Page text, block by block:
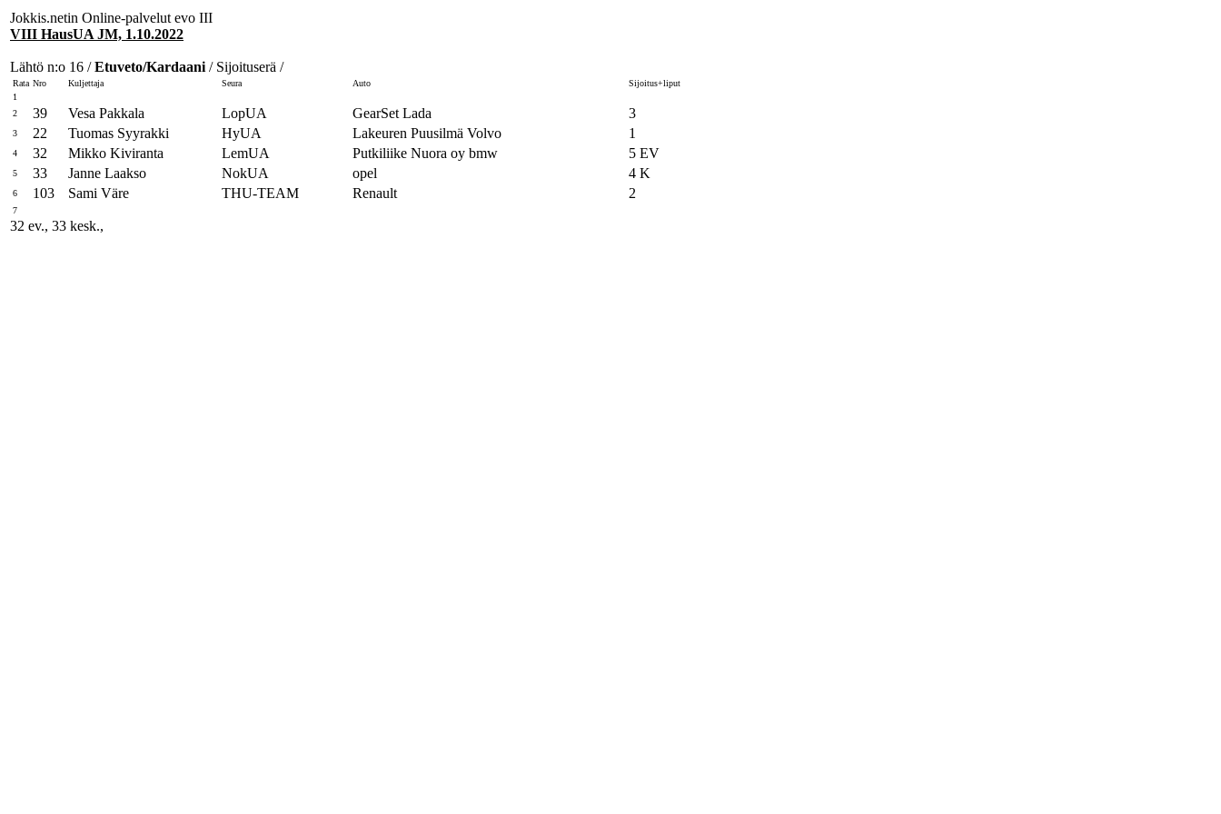
Jokkis.netin Online-palvelut evo III
VIII HausUA JM, 1.10.2022
Lähtö n:o 16 /Etuveto/Kardaani / Sijoituserä /
Rata Nro Kuljettaja Seura Auto
Sijoitus+liput
1
2
39 Vesa Pakkala LopUA GearSet Lada 3
3 22 Tuomas Syyrakki HyUA Lakeuren Puusilmä Volvo 1
4 32 Mikko Kiviranta LemUA Putkiliike Nuora oy bmw 5 EV
5 33 Janne Laakso NokUA opel 4 K
6 103 Sami Väre THU-TEAM Renault 2
7
32 ev., 33 kesk.,